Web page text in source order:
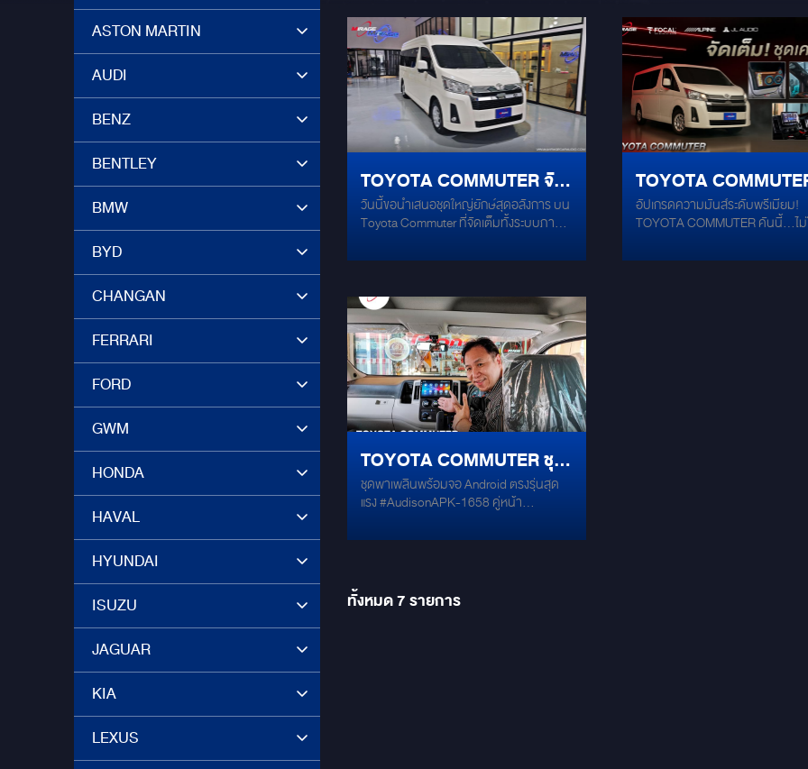
ASTON MARTIN
AUDI
BENZ
BENTLEY
BMW
BYD
CHANGAN
FERRARI
FORD
GWM
HONDA
HAVAL
HYUNDAI
ISUZU
JAGUAR
KIA
LEXUS
รอบคันด้วยกล้อง 360องศา-- SUBBOX
MERCURY DSP 10.4 HD ALL IN ONE
TECHNOLOGY MERCURY CE-165 2-
Ways Component Speaker 6.5" กำลังขับ
สูงสุด 120W
ระดับโลก ทำไมต้อง DAMP
หนา 2.2 มิล: แผ่นแดมป์ที่มีน้ำหนักเ
ประสิทธิภาพกันเสียงดีเยี่ยม กาวยึด
แน่นพิเศษ: ติดหนึบ ทนทาน ไม่หลุ
ง่าย ปลอดภัย 100%: ไม่มีสารระเ
อันตรายต่อสุขภาพ ซับเสียงดีเยี่ยม
รถตู้คันเก่งให้เงียบสงบขึ้นอย่างเห็น
เหมาะอย่างยิ่งสำหรับ Toyota
ลดเสียงเครื่องยนต์และเสียงยางบด
อย่างเหนือชั้น!
TOYOTA COMMUTER จัด
เต็มชุดใหญ่ยักษ์สุดอลังการ
ทั้งระบบภาพและเสียง
วันนี้ขอนำเสนอชุดใหญ่ยักษ์สุดอลังการ บน
Toyota Commuter ที่จัดเต็มทั้งระบบภาพ
Flax EVO PS 165 F3E อีก 4 คู่ Focal K2
AMP ALPINE R2-A60F ถึง 4 ตัว Class D
ขับซับ JL Audio RD1500/1 2 ตัว ปรับจูน
เสียงด้วย Processor ALPINE PXE-X800
ไฮไลท์เด็ด งานตีตู้แบนพาสสุดทรงพลัง
Subwoofer 10 นิ้ว JL AUDIO 10W7
จำนวน 2 ดอก เสริมความไฮเทคด้วยหน้า
จอ ALPINE Halo 9 iLX-F509E ปรุงแต่ง
เสียงสุดละเอียดด้วย Preamp Zapco ASP-
ขอบสวยหรู
TOYOTA
เกรดความมันส์ให้สุด
อัปเกรดความมันส์ระดับพรีเมียม!
TOYOTA COMMUTER คันนี้...ไม่
เพลงเคลื่อนที่” ที่มอบพลังเสียงระ
TOYOTA COMMUTER ชุด
พาเพลินพร้อมจอ
ANDROID ตรงรุ่นสุดแรง
ชุดพาเพลินพร้อมจอ Android ตรงรุ่นสุด
แรง #AudisonAPK-1658 คู่หน้า
ตรงรุ่น 10 นิ้ว สุดแรง OCTA - CORE RAM
ใน 1 จอ
ทั้งหมด7รายการ